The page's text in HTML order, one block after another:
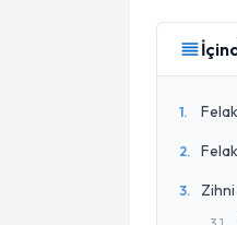
1.
2.
3.